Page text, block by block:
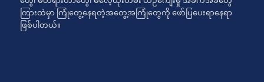
ကြားထဲမှာ ကြုံတွေ့နေရတဲ့အတွေ့အကြုံတွေကို ဖော်ပြပေးရာနေရာ
ဖြစ်ပါတယ်။